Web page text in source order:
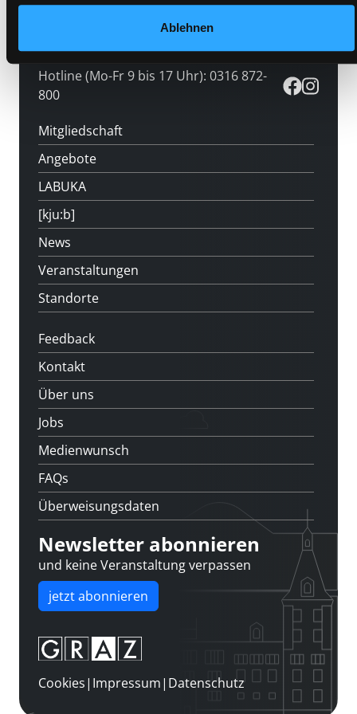
Ablehnen
Hotline (Mo-Fr 9 bis 17 Uhr): 0316 872-
800
Mitgliedschaft
Angebote
LABUKA
[kju:b]
News
Veranstaltungen
Standorte
Feedback
Kontakt
Über uns
Jobs
Medienwunsch
FAQs
Überweisungsdaten
Newsletter abonnieren
und keine Veranstaltung verpassen
jetzt abonnieren
Cookies| Impressum| Datenschutz